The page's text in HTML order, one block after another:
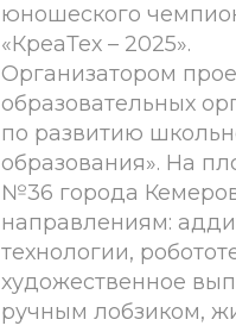
юношеского
«КреаТех – 2025».
Организатором
образовательных
по развитию
образования». На
№36 города
направлениям:
технологии,
художественное
ручным лобзиком,